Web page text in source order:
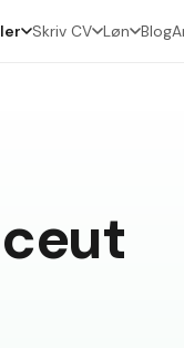
Skriv CV Løn Blog